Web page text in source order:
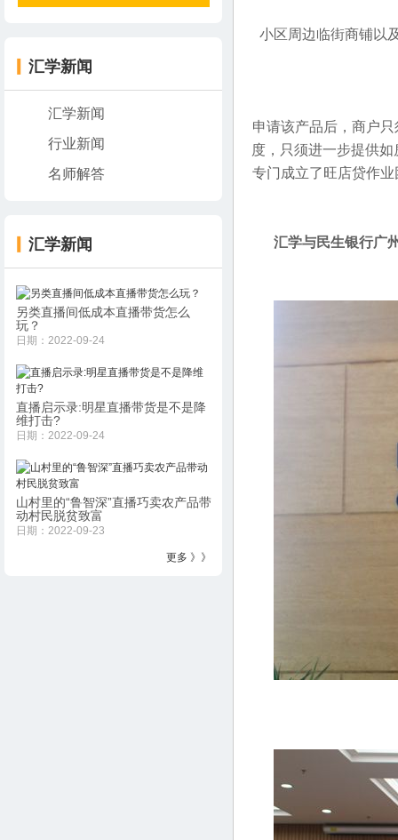
汇学新闻
汇学新闻
行业新闻
名师解答
汇学新闻
另类直播间低成本直播带货怎么
玩？
日期：2022-09-24
直播启示录:明星直播带货是不是降
维打击?
日期：2022-09-24
山村里的“鲁智深”直播巧卖农产品带
动村民脱贫致富
日期：2022-09-23
更多 》》
小区周边临街商铺以
申请该产品后，商户
度，只须进一步提供
专门成立了旺店贷作
汇学与民生银行广